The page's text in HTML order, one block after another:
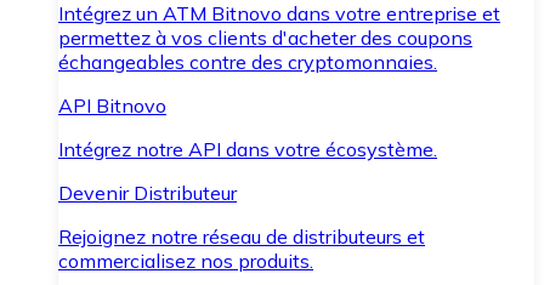
Intégrez un ATM Bitnovo dans votre entreprise et
permettez à vos clients d'acheter des coupons
échangeables contre des cryptomonnaies.
API Bitnovo
Intégrez notre API dans votre écosystème.
Devenir Distributeur
Rejoignez notre réseau de distributeurs et
commercialisez nos produits.